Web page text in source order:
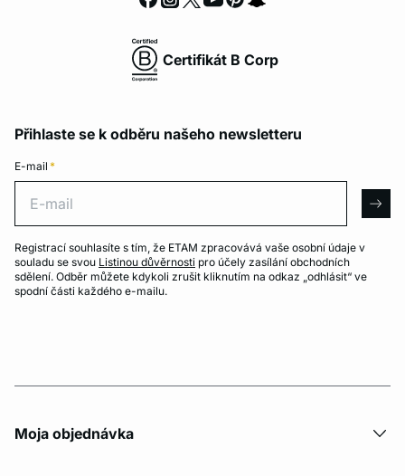
Certifikát B Corp
Přihlaste se k odběru našeho newsletteru
E-mail *
Registrací souhlasíte s tím, že ETAM zpracovává vaše osobní údaje v
souladu se svou Listinou důvěrnosti pro účely zasílání obchodních
sdělení. Odběr můžete kdykoli zrušit kliknutím na odkaz „odhlásit“ ve
spodní části každého e-mailu.
Moja objednávka